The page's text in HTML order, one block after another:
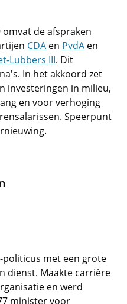
de afspraken
CDA en PvdA en
Lubbers III. Dit
In het akkoord zet
investeringen in milieu,
en voor verhoging
Speerpunt
politicus met een grote
dienst. Maakte carrière
en werd
minister voor